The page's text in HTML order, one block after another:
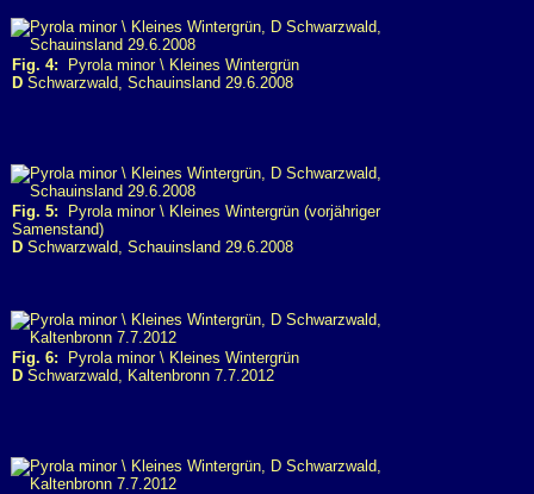
Fig. 4: Pyrola minor \ Kleines Wintergrün
D Schwarzwald, Schauinsland 29.6.2008
Fig. 5: Pyrola minor \ Kleines Wintergrün (vorjähriger
Samenstand)
D Schwarzwald, Schauinsland 29.6.2008
Fig. 6: Pyrola minor \ Kleines Wintergrün
D Schwarzwald, Kaltenbronn 7.7.2012